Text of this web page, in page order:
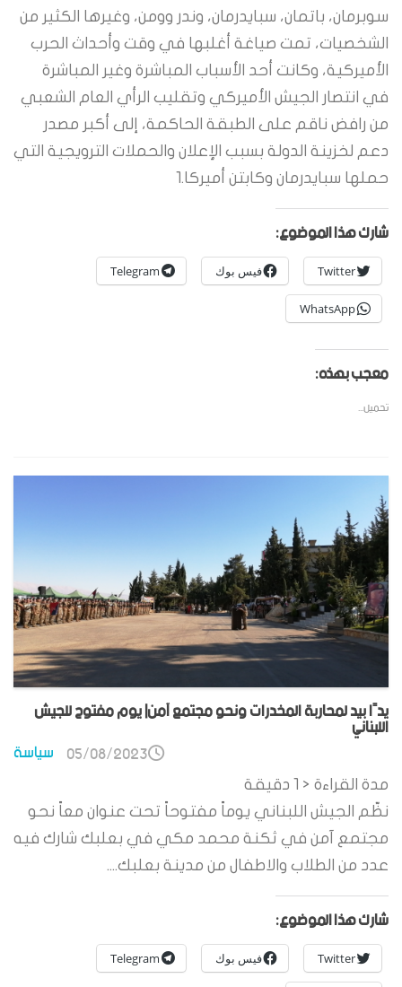
سوبرمان، باتمان، سبايدرمان، وندر وومن، وغيرها الكثير من
الشخصيات، تمت صياغة أغلبها في وقت وأحداث الحرب
الأميركية، وكانت أحد الأسباب المباشرة وغير المباشرة
في انتصار الجيش الأميركي وتقليب الرأي العام الشعبي
من رافض ناقم على الطبقة الحاكمة، إلى أكبر مصدر
دعم لخزينة الدولة بسبب الإعلان والحملات الترويجية التي
حملها سبايدرمان وكابتن أميركا.1
شارك هذا الموضوع:
Twitter فيس بوك Telegram
WhatsApp
معجب بهذه:
تحميل...
يدًا بيد لمحاربة المخدرات ونحو مجتمع آمن| يوم مفتوح للجيش
اللبناني
سياسة 05/08/2023
مدة القراءة < 1
دقيقة
نظّم الجيش اللبناني يوماً مفتوحاً تحت عنوان معاً نحو
مجتمع آمن في ثكنة محمد مكي في بعلبك شارك فيه
عدد من الطلاب والاطفال من مدينة بعلبك....
شارك هذا الموضوع:
Twitter فيس بوك Telegram